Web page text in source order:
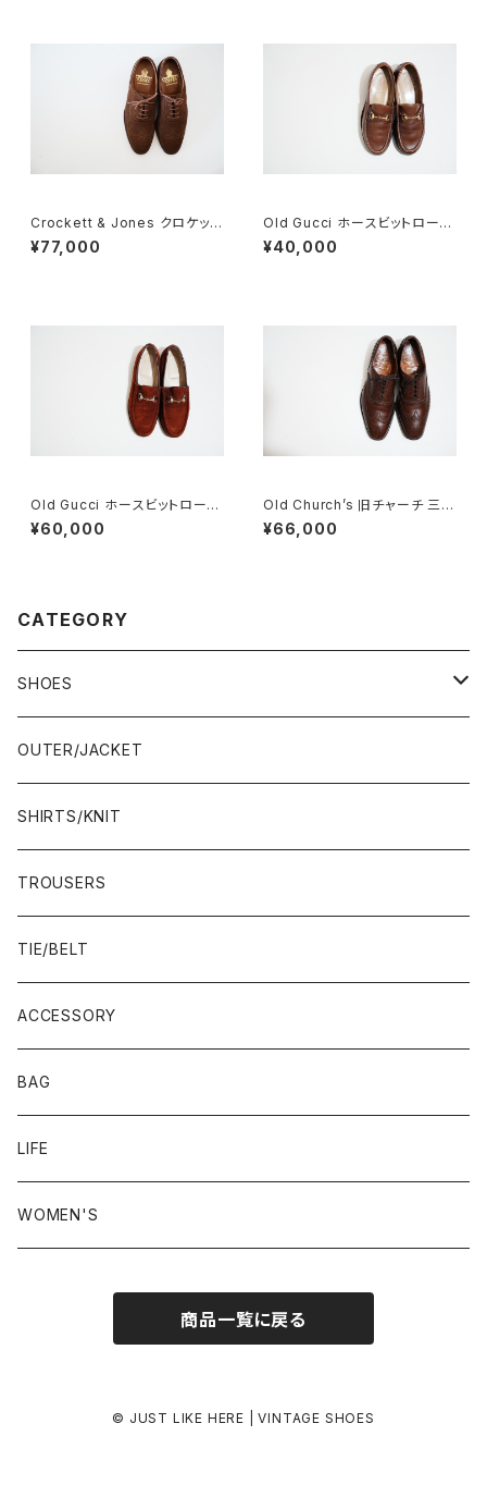
Crockett & Jones クロケット
&ジョーンズ フルブローグ スエ
ード 7E
¥77,000
Old Gucci ホースビットローフ
ァー 4.5B ラバー BR
¥40,000
Old Gucci ホースビットローフ
ァー 35.5C スエード WR
¥60,000
Old Church’s 旧チャーチ 三都
市 Chetwynd 85D
¥66,000
CATEGORY
SHOES
21.5-22.0 cm
22.0-22.5 cm
22.5-23.0 cm
23.0-23.5 cm
23.5-24.0 cm
24.0-24.5 cm
24.5-25.0 cm
25.0-25.5 cm
26.0-26.5 cm
26.5-27.0 cm
OUTER/JACKET
SHIRTS/KNIT
TROUSERS
TIE/BELT
ACCESSORY
BAG
LIFE
WOMEN'S
商品一覧に戻る
© JUST LIKE HERE | VINTAGE SHOES